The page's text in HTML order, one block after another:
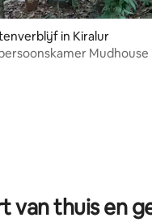
van 5 op 5, 28
in Kiralur
Mudhouse
van thuis en